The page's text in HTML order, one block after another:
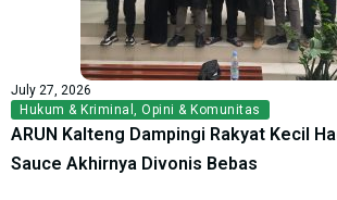
July 27, 2026
Hukum & Kriminal , Opini & Komunitas
ARUN Kalteng Dampingi Rakyat Kecil
Sauce Akhirnya Divonis Bebas